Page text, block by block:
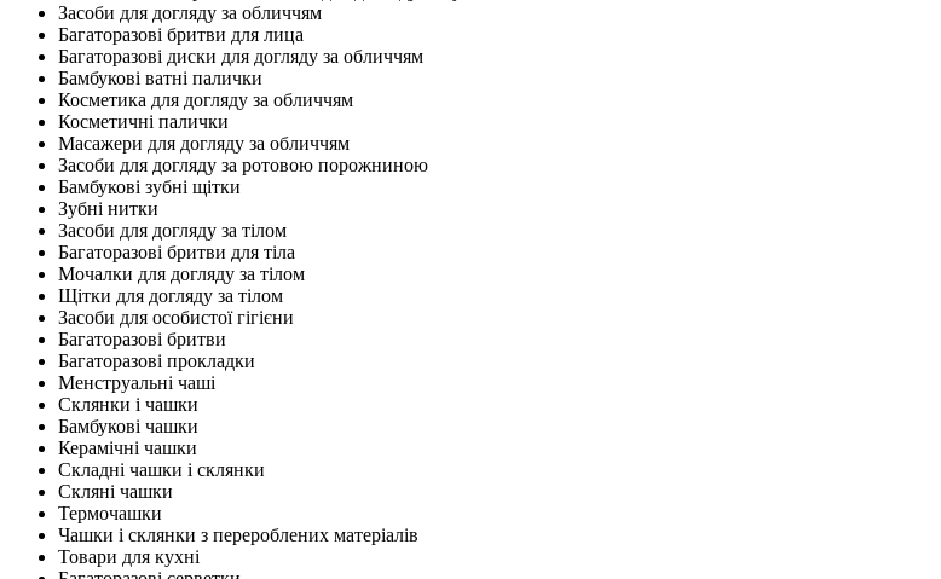
Засоби для догляду за обличчям
Багаторазові бритви для лица
Багаторазові диски для догляду за обличчям
Бамбукові ватні палички
Косметика для догляду за обличчям
Косметичні палички
Масажери для догляду за обличчям
Засоби для догляду за ротовою порожниною
Бамбукові зубні щітки
Зубні нитки
Засоби для догляду за тілом
Багаторазові бритви для тіла
Мочалки для догляду за тілом
Щітки для догляду за тілом
Засоби для особистої гігієни
Багаторазові бритви
Багаторазові прокладки
Менструальні чаші
Склянки і чашки
Бамбукові чашки
Керамічні чашки
Складні чашки і склянки
Скляні чашки
Термочашки
Чашки і склянки з перероблених матеріалів
Товари для кухні